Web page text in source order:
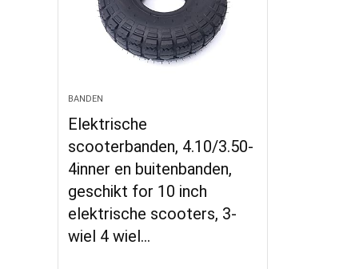
BANDEN
Elektrische
scooterbanden, 4.10/3.50-
4inner en buitenbanden,
geschikt for 10 inch
elektrische scooters, 3-
wiel 4 wiel…